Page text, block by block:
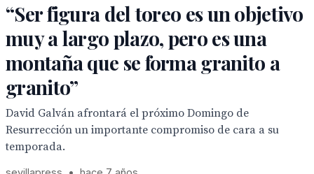
“Ser figura del toreo es un objetivo
muy a largo plazo, pero es una
montaña que se forma granito a
granito”
David Galván afrontará el próximo Domingo de
Resurrección un importante compromiso de cara a su
temporada.